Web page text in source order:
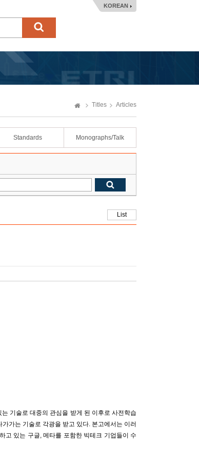
KOREAN
Titles Articles
Standards Monographs/Talk
List
기술로 대중의 관심을 받게 된 이후로 사전학습
가는 기술로 각광을 받고 있다. 본고에서는 이러
고 있는 구글, 메타를 포함한 빅테크 기업들이 수